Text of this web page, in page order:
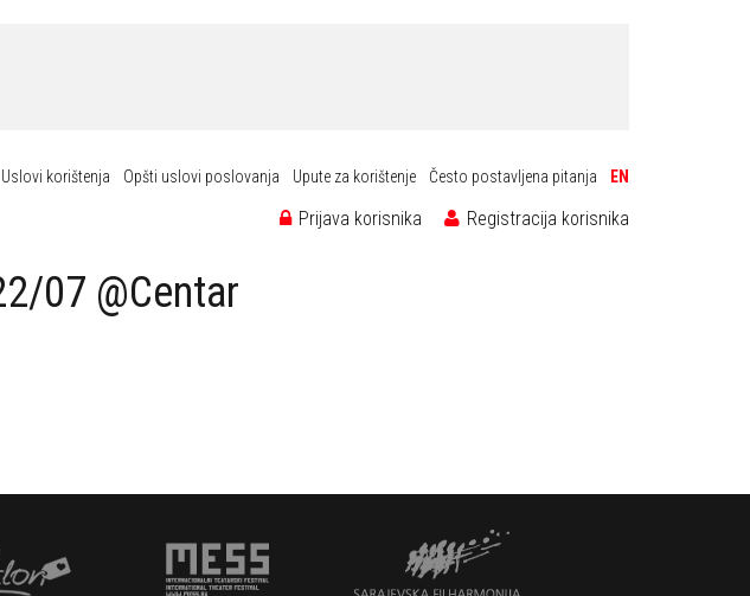
Uslovi korištenja Opšti uslovi poslovanja Upute za korištenje Često postavljena pitanja EN
Prijava korisnika Registracija korisnika
07 @Centar